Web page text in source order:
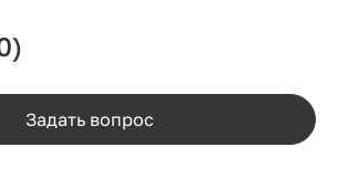
Задать вопрос